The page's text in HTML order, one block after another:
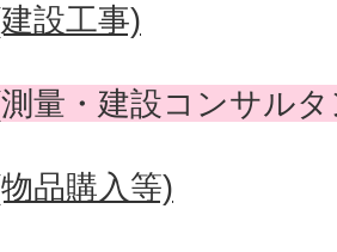
設工事)
量・建設コンサル
品購入等)